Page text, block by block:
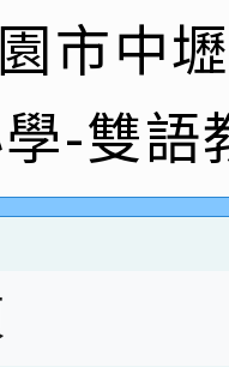
榮獲社
斯O蜜、
科展 國
王老師、
二班張O
國小朗
師
桃園市中
榮獲教
名
2026世
小創客佳
市中
-雙語